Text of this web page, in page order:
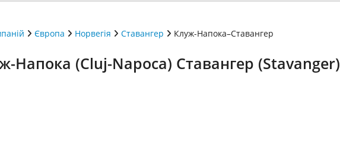
Європа Норвегія Ставангер Клуж-Напока–Ставангер
Напока (Cluj-Napoca) Ставангер (Stavanger)